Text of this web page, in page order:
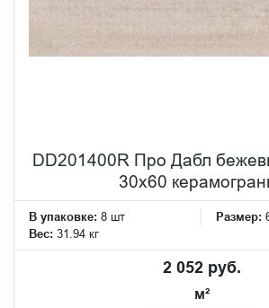
DD201400R Про Дабл
30x60
В упаковке: 8 шт Размер:
Вес: 31.94 кг
2 052 руб.
м²